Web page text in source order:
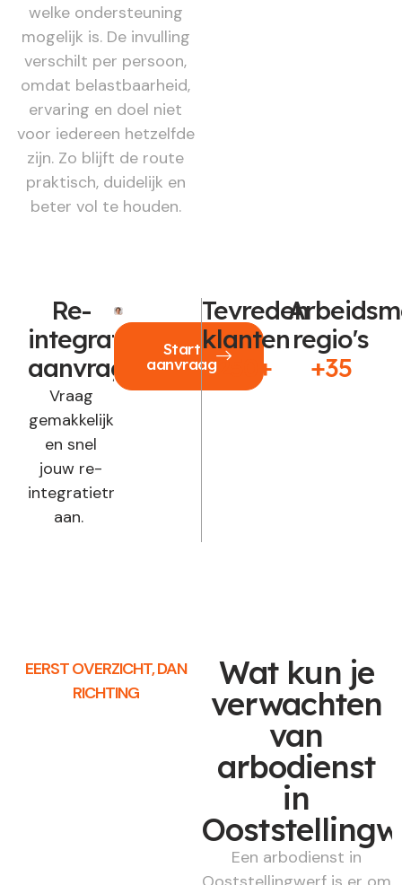
welke ondersteuning
mogelijk is. De invulling
verschilt per persoon,
omdat belastbaarheid,
ervaring en doel niet
voor iedereen hetzelfde
zijn. Zo blijft de route
praktisch, duidelijk en
beter vol te houden.
Re-
integratie
aanvragen?
Vraag
gemakkelijk
en snel
jouw re-
integratietraject
aan.
Start
aanvraag
Tevreden
klanten
250+
regio's
+35
EERST OVERZICHT, DAN
RICHTING
Wat kun je
verwachten
van
arbodienst
in
Een arbodienst in